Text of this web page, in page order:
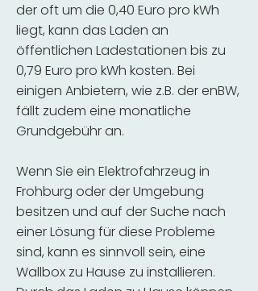
der oft um die 0,40 Euro pro kWh
liegt, kann das Laden an
öffentlichen Ladestationen bis zu
0,79 Euro pro kWh kosten. Bei
einigen Anbietern, wie z.B. der enBW,
fällt zudem eine monatliche
Grundgebühr an.
Wenn Sie ein Elektrofahrzeug in
Frohburg oder der Umgebung
besitzen und auf der Suche nach
einer Lösung für diese Probleme
sind, kann es sinnvoll sein, eine
Wallbox zu Hause zu installieren.